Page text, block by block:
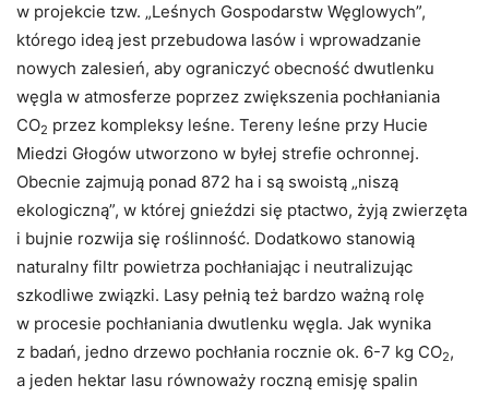
w projekcie tzw. „Leśnych Gospodarstw Węglowych”,
którego ideą jest przebudowa lasów i wprowadzanie
nowych zalesień, aby ograniczyć obecność dwutlenku
węgla w atmosferze poprzez zwiększenia pochłaniania
CO2 przez kompleksy leśne. Tereny leśne przy Hucie
Miedzi Głogów utworzono w byłej strefie ochronnej.
Obecnie zajmują ponad 872 ha i są swoistą „niszą
ekologiczną”, w której gnieździ się ptactwo, żyją zwierzęta
i bujnie rozwija się roślinność. Dodatkowo stanowią
naturalny filtr powietrza pochłaniając i neutralizując
szkodliwe związki. Lasy pełnią też bardzo ważną rolę
w procesie pochłaniania dwutlenku węgla. Jak wynika
z badań, jedno drzewo pochłania rocznie ok. 6-7 kg CO2,
a jeden hektar lasu równoważy roczną emisję spalin